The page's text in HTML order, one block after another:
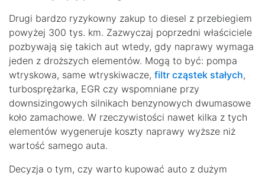
Drugi bardzo ryzykowny zakup to diesel z przebiegiem
powyżej 300 tys. km. Zazwyczaj poprzedni właściciele
pozbywają się takich aut wtedy, gdy naprawy wymaga
jeden z droższych elementów. Mogą to być: pompa
wtryskowa, same wtryskiwacze, filtr cząstek stałych,
turbosprężarka, EGR czy wspomniane przy
downsizingowych silnikach benzynowych dwumasowe
koło zamachowe. W rzeczywistości nawet kilka z tych
elementów wygeneruje koszty naprawy wyższe niż
wartość samego auta.
Decyzja o tym, czy warto kupować auto z dużym